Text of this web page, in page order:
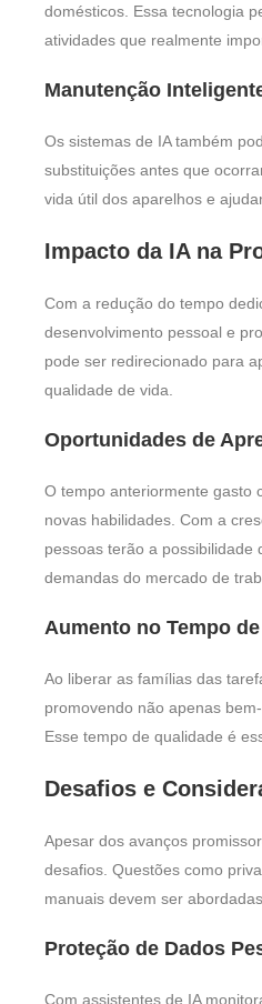
domésticos. Essa tecnologia
atividades que realmente
Manutenção
Os sistemas de IA também
substituições antes que
vida útil dos aparelhos e
Impacto da IA na
Com a redução do tempo
desenvolvimento pessoal e
pode ser redirecionado para
qualidade de vida.
Oportunidades de
O tempo anteriormente gasto
novas habilidades. Com a
pessoas terão a
demandas do mercado de
Aumento no Tempo
Ao liberar as famílias das
promovendo não apenas
Esse tempo de qualidade é
Desafios e
Apesar dos avanços
desafios. Questões como
manuais devem ser
Proteção de Dados
Com assistentes de IA